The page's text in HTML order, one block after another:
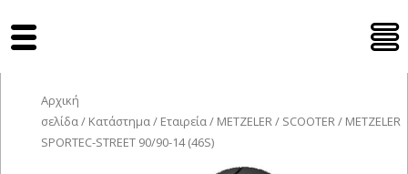
Αρχική
σελίδα/ Κατάστημα/ Εταιρεία/ METZELER/ SCOOTER/ METZELER
SPORTEC-STREET 90/90-14 (46S)